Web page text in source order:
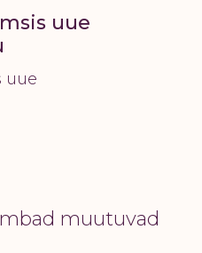
uue
uue